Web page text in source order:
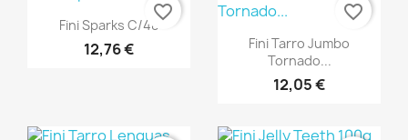
Vista rápida
Fini Sparks C/48
12,76 €
favorite_border
Vista rápida
Fini Tarro Jumbo
Tornado...
12,05 €
favorite_border